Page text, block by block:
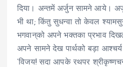
दिया। अन्तमें अर्जुन सामने आये।
भी था; किंतु सुधन्वा तो केवल
भगवान्‌को अपने भक्तका प्रभाव
अपने सामने देख पार्थको बड़ा
‘विजय! सदा आपके रथपर